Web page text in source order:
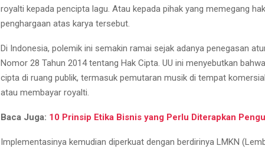
royalti kepada pencipta lagu. Atau kepada pihak yang memegang
penghargaan atas karya tersebut.
Di Indonesia, polemik ini semakin ramai sejak adanya penegasan
Nomor 28 Tahun 2014 tentang Hak Cipta. UU ini menyebutkan
cipta di ruang publik, termasuk pemutaran musik di tempat
atau membayar royalti.
Baca Juga: 10 Prinsip Etika Bisnis yang Perlu Diterapkan
Implementasinya kemudian diperkuat dengan berdirinya LMKN